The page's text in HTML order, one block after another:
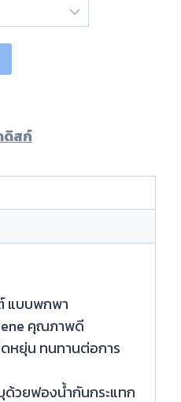
ดิสก์
แบบพกพา
คุณภาพดี
หยุ่น ทนทานต่อการ
ด้วยฟองน้ำกันกระแทก